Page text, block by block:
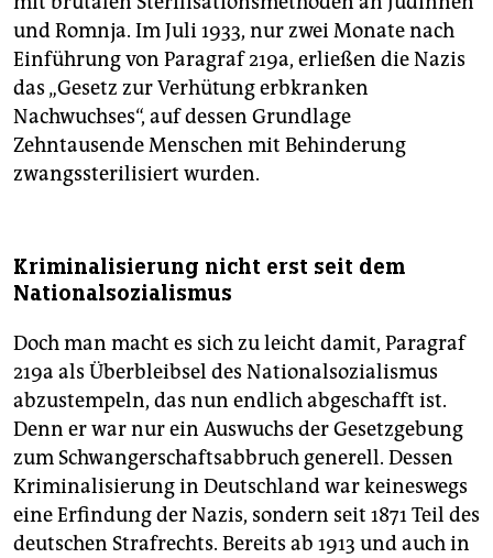
und Romnja. Im Juli 1933, nur zwei Monate nach
Einführung von Paragraf 219a, erließen die Nazis
das „Gesetz zur Verhütung erbkranken
Nachwuchses“, auf dessen Grundlage
Zehntausende Menschen mit Behinderung
zwangssterilisiert wurden.
Kriminalisierung nicht erst seit dem
Nationalsozialismus
Doch man macht es sich zu leicht damit, Paragraf
219a als Überbleibsel des Nationalsozialismus
abzustempeln, das nun endlich abgeschafft ist.
Denn er war nur ein Auswuchs der Gesetzgebung
zum Schwangerschaftsabbruch generell. Dessen
Kriminalisierung in Deutschland war keineswegs
eine Erfindung der Nazis, sondern seit 1871 Teil des
deutschen Strafrechts. Bereits ab 1913 und auch in